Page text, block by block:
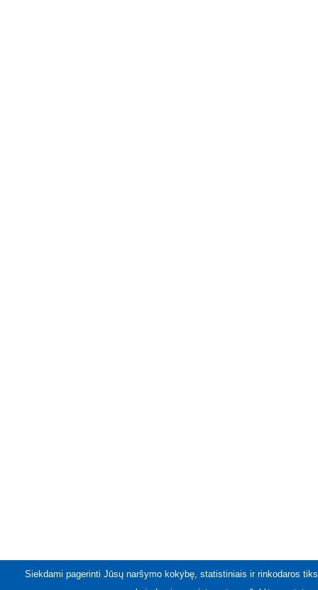
Siekdami pagerinti Jūsų naršymo kokybę, statistiniais ir rinkodaros